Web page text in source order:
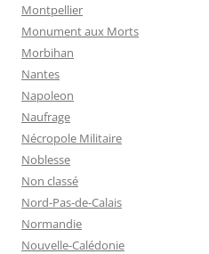
Montpellier
Monument aux Morts
Morbihan
Nantes
Napoleon
Naufrage
Nécropole Militaire
Noblesse
Non classé
Nord-Pas-de-Calais
Normandie
Nouvelle-Calédonie